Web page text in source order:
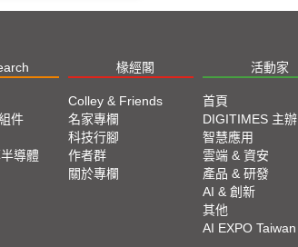
椽經閣 活動家
件
導體
Colley & Friends
名家專欄
科技行腳
作者群
關於專欄
首頁
DIGITIMES 主辦
智慧應用
雲端 & 資安
產品 & 研發
AI & 創新
其他
AI EXPO Taiwan